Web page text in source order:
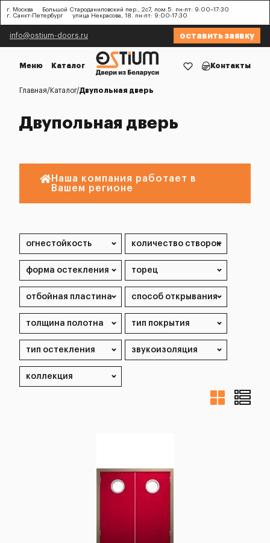
г. Москва
Большой Староданиловский пер., 2с7, пом.5. пн-пт: 9:00–17:30
г. Санкт-Петербург
улица Некрасова, 18. пн-пт: 9:00-17:30
info@ostium-doors.ru оставить заявку
Меню Каталог Контакты
Главная Каталог Двупольная дверь
Двупольная дверь
Наша компания работает в
Вашем регионе